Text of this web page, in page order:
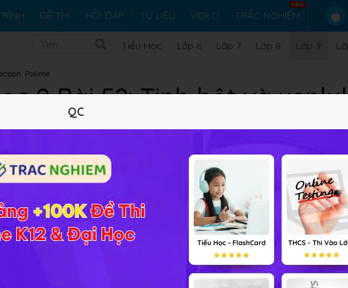
ĐỀ THI HỎI ĐÁP TƯ LIỆU VIDEO TRẮC NGHIỆM
Tiểu Học Lớp 6 Lớp 7 Lớp 8 Lớp 9
Polime
9 Bài 52: Tinh bột và
đối với đời sống của con người. Vậy công thức của tinh bột
dụng như thế nào? Chúng ta cùng nhau tìm hiểu qua bài học
QC